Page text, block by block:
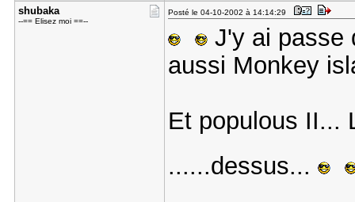
shubaka
--== Elisez moi ==--
Posté le 04-10-2002 à 14:14:29
J'y ai passe
aussi Monkey
Et populous II...
......dessus...